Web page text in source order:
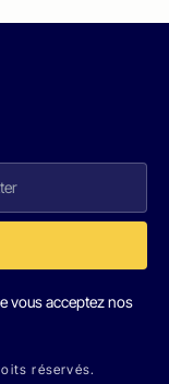
vous acceptez nos
réservés.